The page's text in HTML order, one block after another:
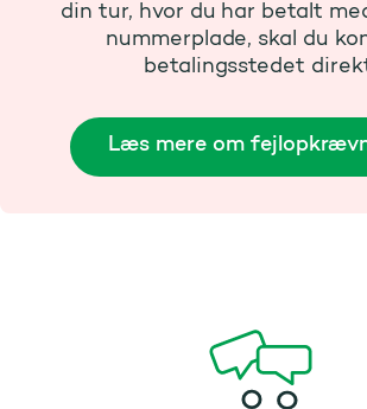
din tur, hvor du har betalt
nummerplade, skal du
betalingsstedet
Læs mere om